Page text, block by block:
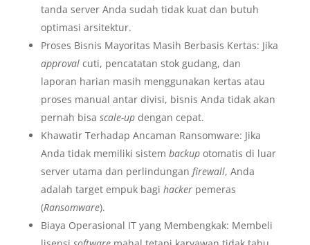
tanda server Anda sudah tidak kuat dan butuh
optimasi arsitektur.
Proses Bisnis Mayoritas Masih Berbasis Kertas: Jika
approvalcuti, pencatatan stok gudang, dan
laporan harian masih menggunakan kertas atau
proses manual antar divisi, bisnis Anda tidak akan
pernah bisa scale-updengan cepat.
Khawatir Terhadap Ancaman Ransomware: Jika
Anda tidak memiliki sistem backupotomatis di luar
server utama dan perlindungan firewall, Anda
adalah target empuk bagi hackerpemeras
(Ransomware).
Biaya Operasional IT yang Membengkak: Membeli